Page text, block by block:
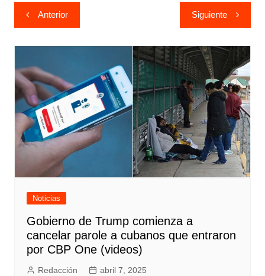
Navegación
de
entradas
Anterior Siguiente
Noticias
Gobierno de Trump comienza a
cancelar parole a cubanos que entraron
por CBP One (videos)
Redacción abril 7, 2025